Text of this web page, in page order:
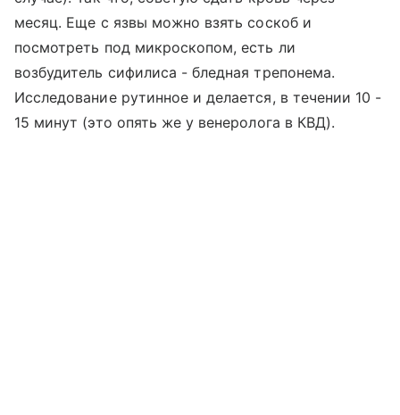
месяц. Еще с язвы можно взять соскоб и
посмотреть под микроскопом, есть ли
возбудитель сифилиса - бледная трепонема.
Исследование рутинное и делается, в течении 10 -
15 минут (это опять же у венеролога в КВД).